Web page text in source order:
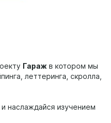
Гараж в котором мы
леттеринга, скролла,
наслаждайся изучением